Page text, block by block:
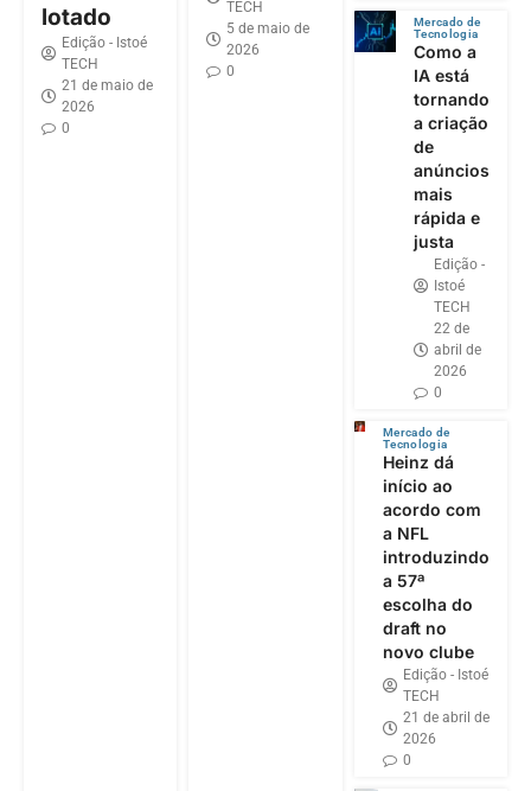
lotado
Edição - Istoé
TECH
21 de maio de
2026
0
TECH
5 de maio de
2026
0
Mercado de
Tecnologia
Como a
IA está
tornando
a criação
de
anúncios
mais
rápida e
justa
Edição -
Istoé
TECH
22 de
abril de
2026
0
Mercado de
Tecnologia
Heinz dá
início ao
acordo com
a NFL
introduzindo
a 57ª
escolha do
draft no
novo clube
Edição - Istoé
TECH
21 de abril de
2026
0